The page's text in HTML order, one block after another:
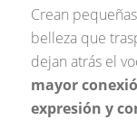
Crean
belleza que
dejan atrás el
mayor
expresión y